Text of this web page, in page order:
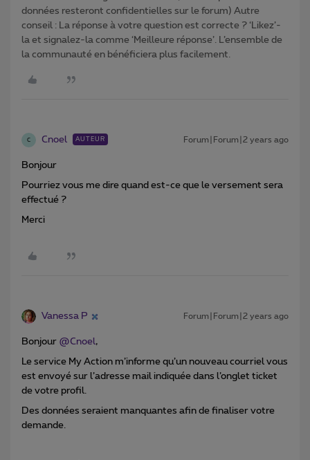
données resteront confidentielles sur le forum) Autre
conseil : La réponse à votre question est correcte ? ‘Likez’-
la et signalez-la comme ‘Meilleure réponse’. L’ensemble de
la communauté en bénéficiera plus facilement.
C Cnoel AUTEUR Forum|Forum|2 years ago
Bonjour
Pourriez vous me dire quand est-ce que le versement sera
effectué ?
Merci
Vanessa P Forum|Forum|2 years ago
Bonjour @Cnoel,
Le service My Action m’informe qu’un nouveau courriel vous
est envoyé sur l’adresse mail indiquée dans l’onglet ticket
de votre profil.
Des données seraient manquantes afin de finaliser votre
demande.